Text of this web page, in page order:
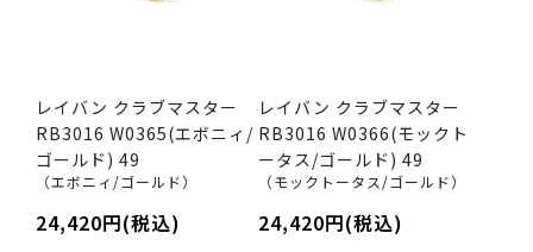
レイバン クラブマスター
RB3016 W0365(エボニィ/
ゴールド) 49
（エボニィ/ゴールド）
24,420円(税込)
レイバン クラブマスター
RB3016 W0366(モックト
ータス/ゴールド) 49
（モックトータス/ゴールド）
24,420円(税込)